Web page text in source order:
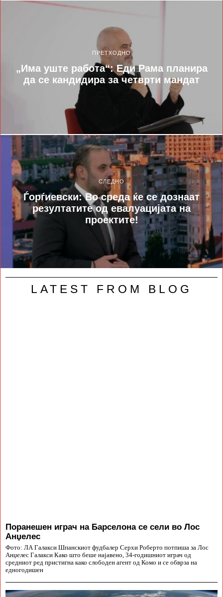
ПРЕТХОДНО
„Има уште работа“: Еди Рама планира
да се кандидира за четврти мандат
СЛЕДНО
​Ѓорѓиевски: Во среда ќе се дознаат
резултатите од евалуацијата на
проектите!
LATEST FROM BLOG
Поранешен играч на Барселона се сели во Лос
Анџелес
Фото: ЛА Галакси Шпанскиот фудбалер Серхи Роберто потпиша за Лос
Анџелес Галакси Како што беше најавено, 34-годишниот играч од
средниот ред пристигна како слободен агент од Комо и се обврза на
едногодишен